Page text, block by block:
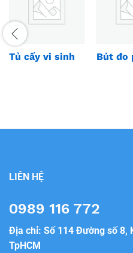
Tủ cấy vi sinh Bút đo
LIÊN HỆ
0989 116 772
Địa chỉ: Số 114 Đường số 8,
TpHCM